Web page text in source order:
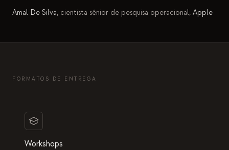
Nossa equipe
Amal De Silva, cientista sênior de pesquisa operacional, Apple
FORMATOS DE ENTREGA
Workshops